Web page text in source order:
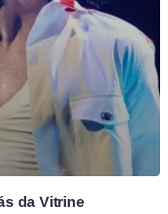
da Vitrine